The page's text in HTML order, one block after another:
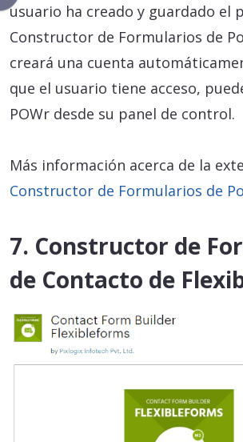
usuario ha creado y guardado el
Constructor de Formularios de
creará una cuenta
que el usuario tiene acceso,
POWr desde su panel de control.
Más información acerca de la
Constructor de Formularios de
7. Constructor de
de Contacto de